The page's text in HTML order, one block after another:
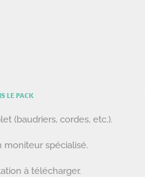
LE PACK
(baudriers, cordes, etc.).
moniteur spécialisé.
à télécharger.